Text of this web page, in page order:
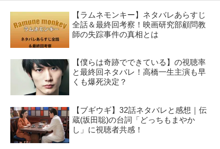
【ラムネモンキー】ネタバレあらすじ
全話＆最終回考察！映画研究部顧問教
師の失踪事件の真相とは
【僕らは奇跡でできている】の視聴率
と最終回ネタバレ！高橋一生主演も早
くも爆死決定？
【ブギウギ】32話ネタバレと感想｜伝
蔵(坂田聡)の台詞「どっちもまやか
し」に視聴者共感！